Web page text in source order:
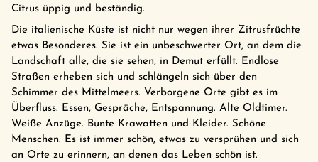
Citrus üppig und beständig.
Die italienische Küste ist nicht nur wegen ihrer Zitrusfrüchte
etwas Besonderes. Sie ist ein unbeschwerter Ort, an dem die
Landschaft alle, die sie sehen, in Demut erfüllt. Endlose
Straßen erheben sich und schlängeln sich über den
Schimmer des Mittelmeers. Verborgene Orte gibt es im
Überfluss. Essen, Gespräche, Entspannung. Alte Oldtimer.
Weiße Anzüge. Bunte Krawatten und Kleider. Schöne
Menschen. Es ist immer schön, etwas zu versprühen und sich
an Orte zu erinnern, an denen das Leben schön ist.